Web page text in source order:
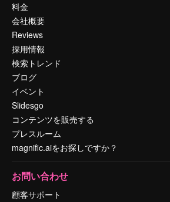
料金
会社概要
Reviews
採用情報
検索トレンド
ブログ
イベント
Slidesgo
コンテンツを販売する
プレスルーム
magnific.aiをお探しですか？
お問い合わせ
顧客サポート